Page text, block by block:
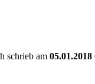
schrieb am 05.01.2018